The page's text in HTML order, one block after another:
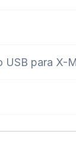
USB para X-